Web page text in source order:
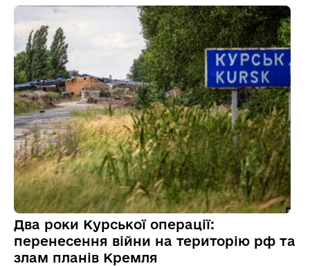
Два роки Курської операції:
перенесення війни на територію рф та
злам планів Кремля